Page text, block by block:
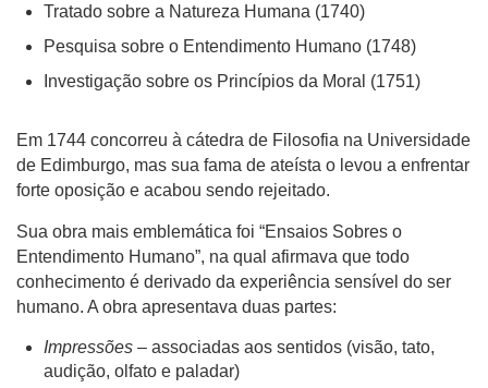
Tratado sobre a Natureza Humana (1740)
Pesquisa sobre o Entendimento Humano (1748)
Investigação sobre os Princípios da Moral (1751)
Em 1744 concorreu à cátedra de Filosofia na Universidade
de Edimburgo, mas sua fama de ateísta o levou a enfrentar
forte oposição e acabou sendo rejeitado.
Sua obra mais emblemática foi “Ensaios Sobres o
Entendimento Humano”, na qual afirmava que todo
conhecimento é derivado da experiência sensível do ser
humano. A obra apresentava duas partes:
Impressões – associadas aos sentidos (visão, tato,
audição, olfato e paladar)